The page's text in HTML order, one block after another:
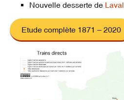
Nouvelle desserte de Laval
Etude complète 1871 – 2020